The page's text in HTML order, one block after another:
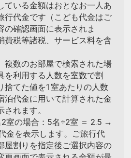
ている金額はおとなお一人あ
行代金です（こども代金はご
の確認画面に表示されま
費税等諸税、サービス料を含
複数のお部屋で検索された場
を利用する人数を室数で割
捨てた値を1室あたりの人数
泊代金に用いて計算された金
されます。
室の場合：5名÷2室 ＝ 2.5 →
金を表示します。ご旅行代
屋割りを指定後ご選択内容の